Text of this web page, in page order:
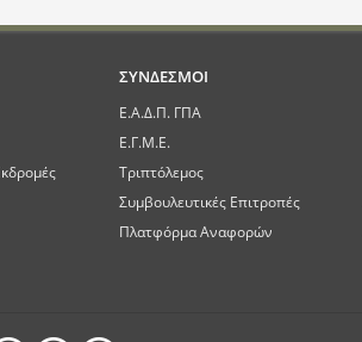
ΣΥΝΔΕΣΜΟΙ
Ε.Α.Δ.Π. ΓΠΑ
Ε.Γ.Μ.Ε.
Τριπτόλεμος
Συμβουλευτικές Επιτροπές
Πλατφόρμα Αναφορών